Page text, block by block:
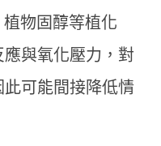
物固醇等植化
與氧化壓力，對
可能間接降低情